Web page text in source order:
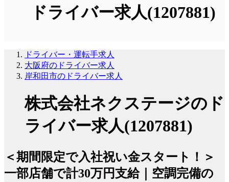
ドライバー求人(1207881)
ドライバー・運転手求人
大阪府のドライバー求人
岸和田市のドライバー求人
株式会社ネクステージのド
ライバー求人(1207881)
＜期間限定で入社祝い金スタート！＞
一部店舗で計30万円支給｜空調完備の